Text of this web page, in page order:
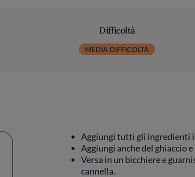
Difficoltà
MEDIA DIFFICOLTÀ
Aggiungi tutti gli ingredienti
Aggiungi anche del ghiaccio e
Versa in un bicchiere e
cannella.